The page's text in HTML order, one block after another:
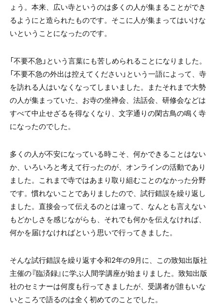
ょう。本来、広い寺というのは多くの人が集まることができ
るようにと造られたものです。そこに人が集まってはいけな
いということになったのです。
「不要不急」という言葉にも苦しめられることになりました。
「不要不急の外出は控えてください」という一語によって、寺
を訪れる人はいなくなってしまいました。またそれまで大勢
の人が集まっていた、お寺の坐禅会、法話会、研修会などは
すべて中止せざるを得なくなり、文字通りの閑古鳥の鳴く寺
になったのでした。
多くの人が不安になっている時こそ、何かできることはない
か、いろいろと考えて行ったのが、オンラインの活動であり
ました。これまで寺ではあまり取り組むことのなかった分野
です。慣れないことでありましたので、試行錯誤を繰り返し
ました。直接会って伝えるのとは違って、なんとも言えない
もどかしさを感じながらも、それでも何かを伝えなければ、
何かを届けなければという思いで行ってきました。
そんな試行錯誤を繰り返す令和2年の9月に、この致知出版社
主催の『臨済録』に学ぶ人間学講座が始まりました。致知出版
社のセミナーは何度も行ってきましたが、受講者が誰もいな
いところで語るのは全く初めてのことでした。